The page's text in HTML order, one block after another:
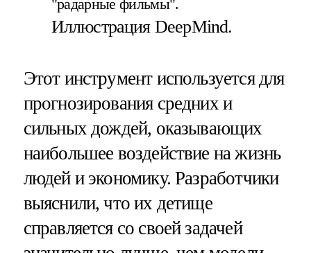
"радарные фильмы".
Иллюстрация DeepMind.
Этот инструмент используется для
прогнозирования средних и
сильных дождей, оказывающих
наибольшее воздействие на жизнь
людей и экономику. Разработчики
выяснили, что их детище
справляется со своей задачей